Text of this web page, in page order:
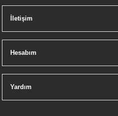
İletişim
Hesabım
Yardım